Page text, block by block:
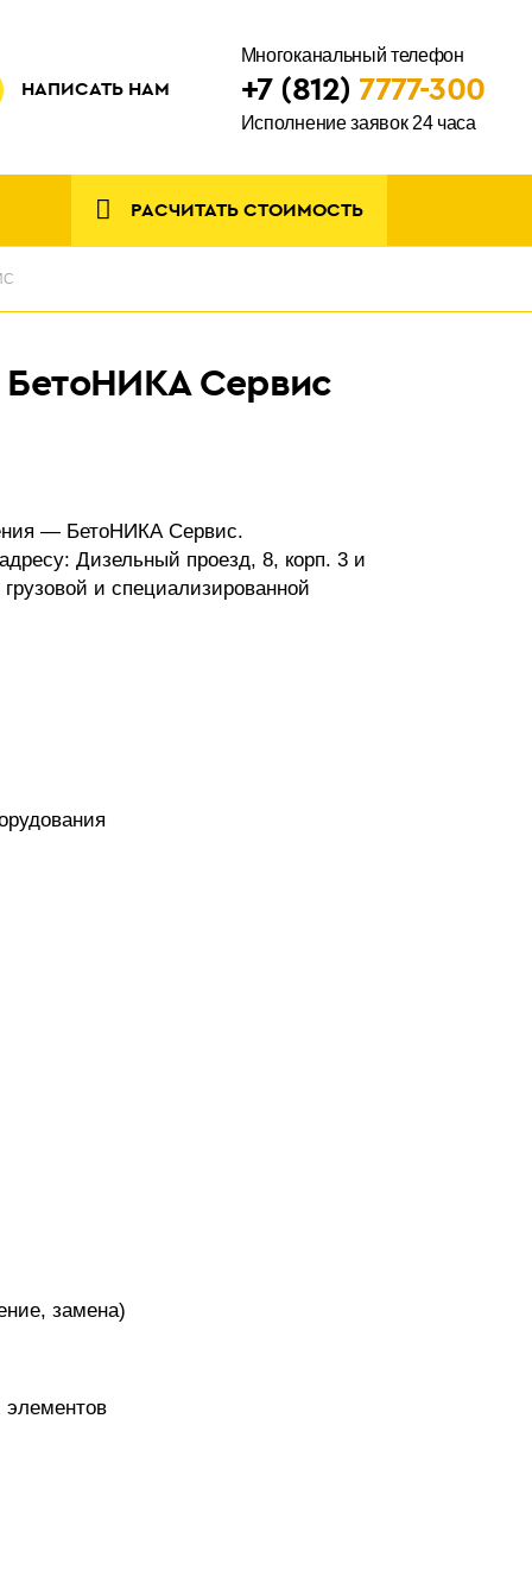
НАПИСАТЬ НАМ
Многоканальный телефон
+7 (812) 7777-300
Исполнение заявок 24 часа
РАСЧИТАТЬ СТОИМОСТЬ
БетоНИКА Сервис
— БетоНИКА Сервис.
Дизельный проезд, 8, корп. 3 и
и специализированной
замена)
элементов